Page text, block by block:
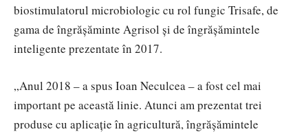
biostimulatorul microbiologic cu rol fungic Trisafe, de
gama de îngrășăminte Agrisol și de îngrășămintele
inteligente prezentate în 2017.
„Anul 2018 – a spus Ioan Neculcea – a fost cel mai
important pe această linie. Atunci am prezentat trei
produse cu aplicație în agricultură, îngrășămintele